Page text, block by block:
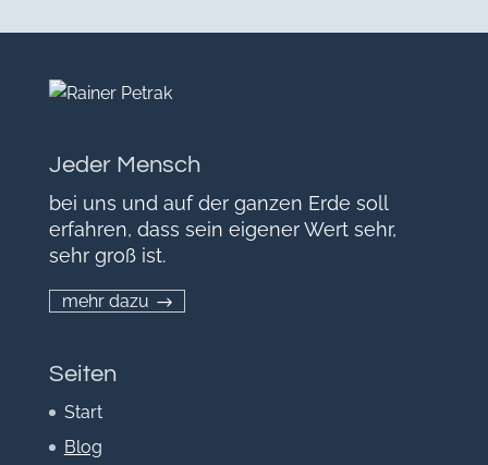
Jeder Mensch
bei uns und auf der ganzen Erde soll
erfahren, dass sein eigener Wert sehr,
sehr groß ist.
mehr dazu
Seiten
Start
Blog